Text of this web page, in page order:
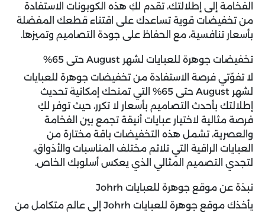
الفخامة إلى إطلالتك، تقدم لكِ هذه الكوبونات الاستفادة
من تخفيضات قوية تساعدك على اقتناء قطعك المفضلة
بأسعار تنافسية، مع الحفاظ على جودة التصاميم وتميزها.
تخفيضات جوهرة للعبايات لشهر August حتى 65%
لا تفوّتي فرصة الاستفادة من تخفيضات جوهرة للعبايات
لشهر August حتى 65% التي تمنحك إمكانية تحديث
إطلالتك بأحدث التصاميم بأسعار لا تكرر، حيث توفر لكِ
فرصة مثالية لاختيار عبايات أنيقة تجمع بين الفخامة
والعصرية، تشمل هذه التخفيضات باقة مختارة من
العبايات الراقية التي تلائم مختلف المناسبات والأذواق،
لتجدي التصميم المثالي الذي يعكس أسلوبك الخاص.
نبذة عن موقع جوهرة للعبايات Johrh
يأخذك موقع جوهرة للعبايات Johrh إلى عالم متكامل من